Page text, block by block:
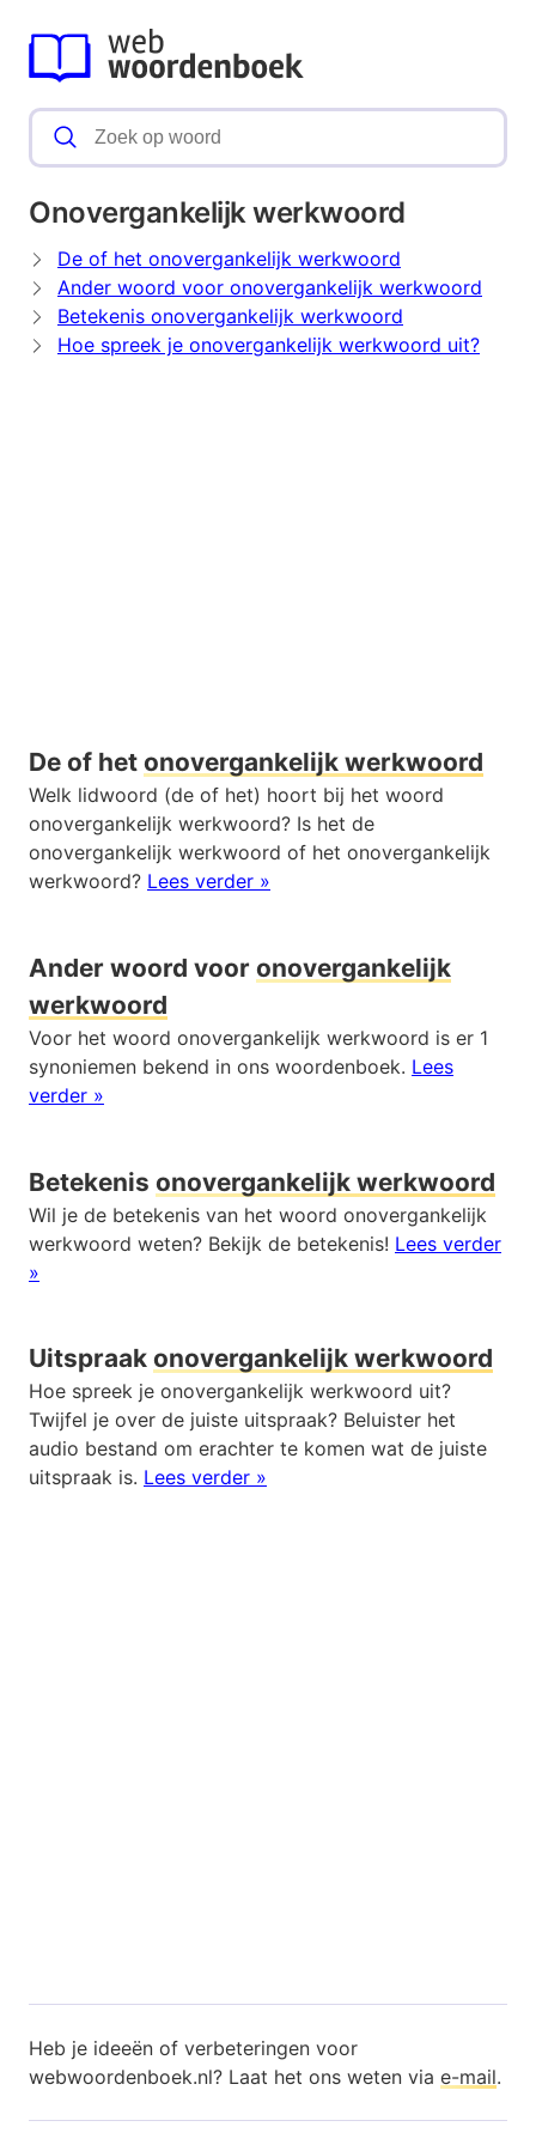
Onovergankelijk werkwoord
De of het onovergankelijk werkwoord
Ander woord voor onovergankelijk werkwoord
Betekenis onovergankelijk werkwoord
Hoe spreek je onovergankelijk werkwoord uit?
De of het onovergankelijk werkwoord
Welk lidwoord (de of het) hoort bij het woord
onovergankelijk werkwoord? Is het de
onovergankelijk werkwoord of het onovergankelijk
werkwoord? Lees verder »
Ander woord voor onovergankelijk
werkwoord
Voor het woord onovergankelijk werkwoord is er 1
synoniemen bekend in ons woordenboek. Lees
verder »
Betekenis onovergankelijk werkwoord
Wil je de betekenis van het woord onovergankelijk
werkwoord weten? Bekijk de betekenis! Lees verder
»
Uitspraak onovergankelijk werkwoord
Hoe spreek je onovergankelijk werkwoord uit?
Twijfel je over de juiste uitspraak? Beluister het
audio bestand om erachter te komen wat de juiste
uitspraak is. Lees verder »
Heb je ideeën of verbeteringen voor
webwoordenboek.nl? Laat het ons weten via e-mail.